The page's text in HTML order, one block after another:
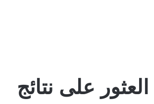
على نتائج